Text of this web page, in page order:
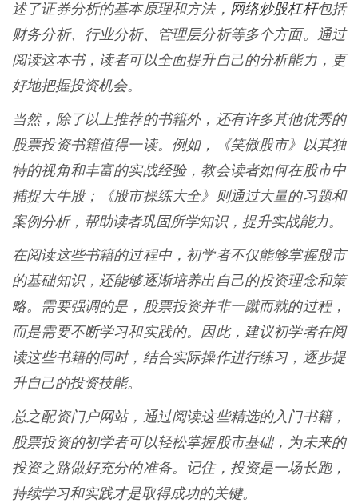
述了证券分析的基本原理和方法， 网络炒股杠杆包括
财务分析、行业分析、管理层分析等多个方面。通过
阅读这本书，读者可以全面提升自己的分析能力，更
好地把握投资机会。
当然，除了以上推荐的书籍外，还有许多其他优秀的
股票投资书籍值得一读。例如，《笑傲股市》以其独
特的视角和丰富的实战经验，教会读者如何在股市中
捕捉大牛股；《股市操练大全》则通过大量的习题和
案例分析，帮助读者巩固所学知识，提升实战能力。
在阅读这些书籍的过程中，初学者不仅能够掌握股市
的基础知识，还能够逐渐培养出自己的投资理念和策
略。需要强调的是，股票投资并非一蹴而就的过程，
而是需要不断学习和实践的。因此，建议初学者在阅
读这些书籍的同时，结合实际操作进行练习，逐步提
升自己的投资技能。
总之配资门户网站，通过阅读这些精选的入门书籍，
股票投资的初学者可以轻松掌握股市基础，为未来的
投资之路做好充分的准备。记住，投资是一场长跑，
持续学习和实践才是取得成功的关键。